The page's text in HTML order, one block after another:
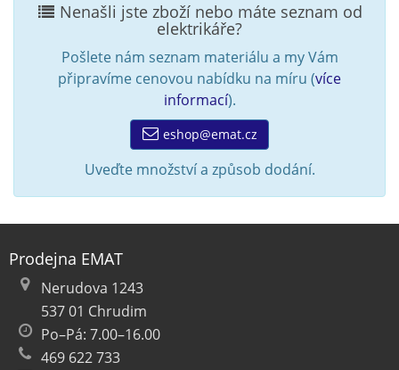
Nenašli jste zboží nebo máte seznam od
elektrikáře?
Pošlete nám seznam materiálu a my Vám
připravíme cenovou nabídku na míru (více
informací).
eshop@emat.cz
Uveďte množství a způsob dodání.
Prodejna EMAT
Nerudova 1243
537 01 Chrudim
Po–Pá: 7.00–16.00
469 622 733